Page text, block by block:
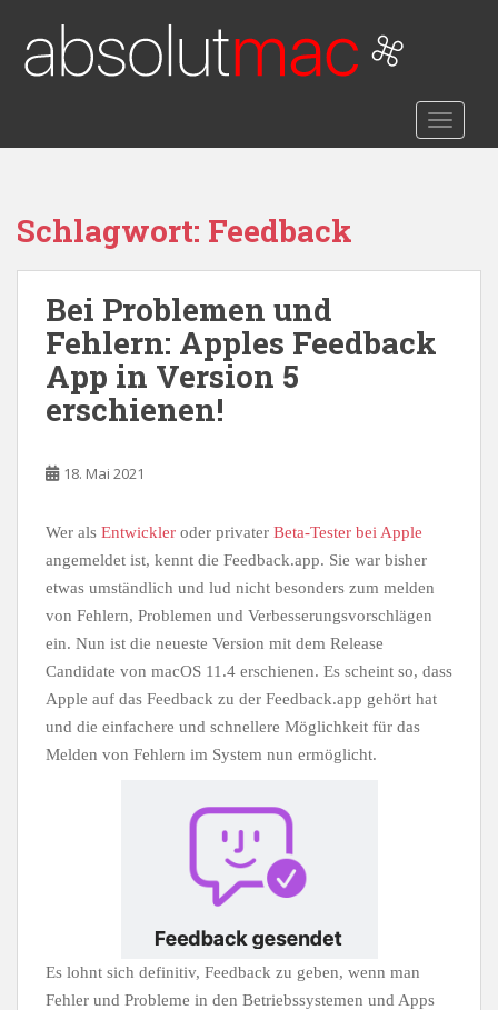
Schlagwort: Feedback
Bei Problemen und
Fehlern: Apples Feedback
App in Version 5
erschienen!
18. Mai 2021
Wer als Entwickler oder privater Beta-Tester bei Apple
angemeldet ist, kennt die Feedback.app. Sie war bisher
etwas umständlich und lud nicht besonders zum melden
von Fehlern, Problemen und Verbesserungsvorschlägen
ein. Nun ist die neueste Version mit dem Release
Candidate von macOS 11.4 erschienen. Es scheint so, dass
Apple auf das Feedback zu der Feedback.app gehört hat
und die einfachere und schnellere Möglichkeit für das
Melden von Fehlern im System nun ermöglicht.
Es lohnt sich definitiv, Feedback zu geben, wenn man
Fehler und Probleme in den Betriebssystemen und Apps